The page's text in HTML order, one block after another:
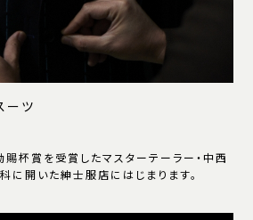
ーツ
杯賞を受賞したマスターテーラー・中西
に開いた紳士服店にはじまります。